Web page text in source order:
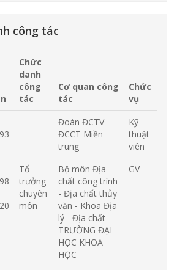
công tác
Chức
danh
công
tác
Cơ quan công
tác
Chức
vụ
Đoàn ĐCTV-
ĐCCT Miền
trung
Kỹ
thuật
viên
Tổ
trưởng
chuyên
môn
Bộ môn Địa
chất công trình
- Địa chất thủy
văn - Khoa Địa
lý - Địa chất -
TRƯỜNG ĐẠI
HỌC KHOA
HỌC
GV